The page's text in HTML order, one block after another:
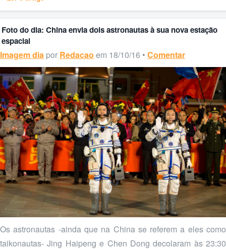
Foto do dia: China envia dois astronautas à sua nova estação
espacial
Imagem dia por Redacao em 18/10/16 • Comentar
Os astronautas -ainda que na China se referem a eles como
taikonautas- Jing Haipeng e Chen Dong decolaram às 23:30